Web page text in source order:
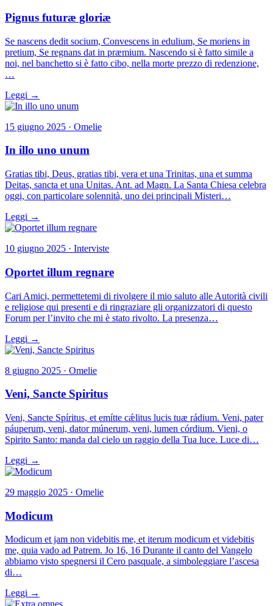
Pignus futuræ gloriæ
Se nascens dedit socium, Convescens in edulium, Se moriens in
pretium, Se regnans dat in præmium. Nascendo si è fatto simile a
noi, nel banchetto si è fatto cibo, nella morte prezzo di redenzione,
…
Leggi →
15 giugno 2025 · Omelie
In illo uno unum
Gratias tibi, Deus, gratias tibi, vera et una Trinitas, una et summa
Deitas, sancta et una Unitas. Ant. ad Magn. La Santa Chiesa celebra
oggi, con particolare solennità, uno dei principali Misteri…
Leggi →
10 giugno 2025 · Interviste
Oportet illum regnare
Cari Amici, permettetemi di rivolgere il mio saluto alle Autorità civili
e religiose qui presenti e di ringraziare gli organizzatori di questo
Forum per l’invito che mi è stato rivolto. La presenza…
Leggi →
8 giugno 2025 · Omelie
Veni, Sancte Spiritus
Veni, Sancte Spíritus, et emítte cǽlitus lucis tuæ rádium. Veni, pater
páuperum, veni, dator múnerum, veni, lumen córdium. Vieni, o
Spirito Santo: manda dal cielo un raggio della Tua luce. Luce di…
Leggi →
29 maggio 2025 · Omelie
Modicum
Modicum et jam non videbitis me, et iterum modicum et videbitis
me, quia vado ad Patrem. Jo 16, 16 Durante il canto del Vangelo
abbiamo visto spegnersi il Cero pasquale, a simboleggiare l’ascesa
di…
Leggi →